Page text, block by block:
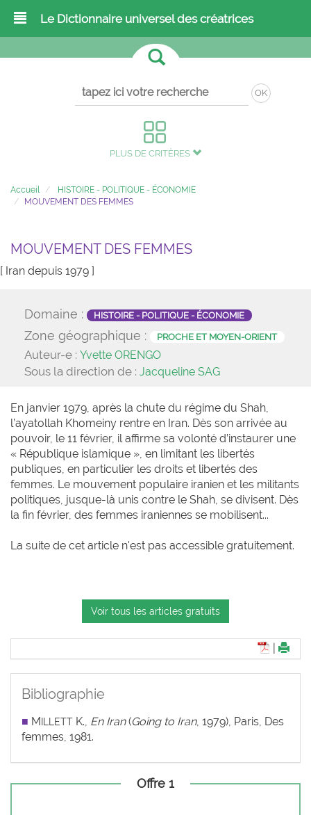
Le Dictionnaire universel des créatrices
OK
PLUS DE CRITÈRES
Accueil
HISTOIRE - POLITIQUE - ÉCONOMIE
MOUVEMENT DES FEMMES
MOUVEMENT DES FEMMES
[ Iran depuis 1979 ]
Domaine : HISTOIRE - POLITIQUE - ÉCONOMIE
Zone géographique : PROCHE ET MOYEN-ORIENT
Auteur-e : Yvette ORENGO
Sous la direction de : Jacqueline SAG
En janvier 1979, après la chute du régime du Shah,
l’ayatollah Khomeiny rentre en Iran. Dès son arrivée au
pouvoir, le 11 février, il affirme sa volonté d’instaurer une
« République islamique », en limitant les libertés
publiques, en particulier les droits et libertés des
femmes. Le mouvement populaire iranien et les militants
politiques, jusque-là unis contre le Shah, se divisent. Dès
la fin février, des femmes iraniennes se mobilisent...
La suite de cet article n'est pas accessible gratuitement.
Voir tous les articles gratuits
Bibliographie
■ M ILLETT K., En Iran(Going to Iran, 1979), Paris, Des
femmes, 1981.
Offre 1